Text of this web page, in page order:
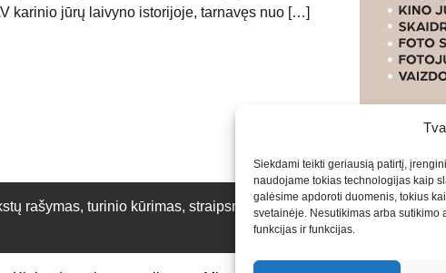
Siekdami teikti geriausią patirtį,
naudojame tokias technologijas kaip
galėsime apdoroti duomenis, tokius
svetainėje. Nesutikimas arba sutikimo
funkcijas ir funkcijas.
karinio jūrų laivyno istorijoje, tarnavęs nuo […]
rašymas, turinio kūrimas, straipsnių rašymas ir talpinimas į